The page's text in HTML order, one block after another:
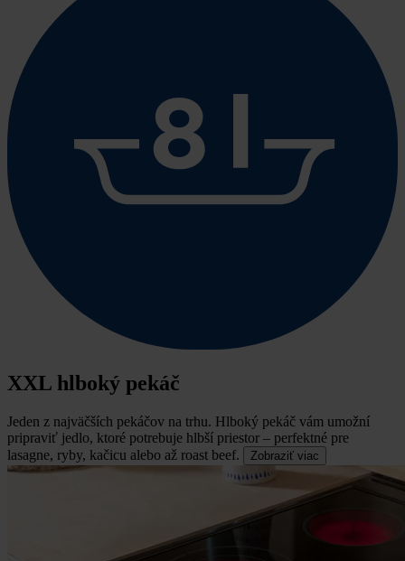
XXL hlboký pekáč
Jeden z najväčších pekáčov na trhu. Hlboký pekáč vám umožní
pripraviť jedlo, ktoré potrebuje hlbší priestor – perfektné pre
lasagne, ryby, kačicu alebo až roast beef.
Zobraziť viac